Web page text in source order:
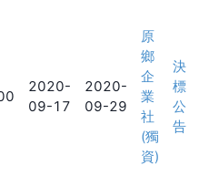
2020-
09-17
2020-
09-29
原
鄉
企
業
社
(獨
資)
決
標
公
告